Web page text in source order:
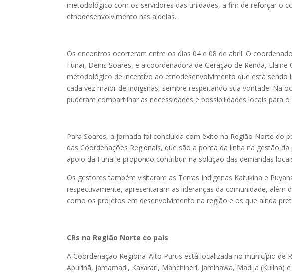
metodológico com os servidores das unidades, a fim de reforçar o
etnodesenvolvimento nas aldeias.
Os encontros ocorreram entre os dias 04 e 08 de abril. O
Funai, Denis Soares, e a coordenadora de Geração de Renda,
metodológico de incentivo ao etnodesenvolvimento que está
cada vez maior de indígenas, sempre respeitando sua vontade. Na
puderam compartilhar as necessidades e possibilidades locais para
Para Soares, a jornada foi concluída com êxito na Região Norte do
das Coordenações Regionais, que são a ponta da linha na gestão
apoio da Funai e propondo contribuir na solução das demandas
Os gestores também visitaram as Terras Indígenas Katukina e
respectivamente, apresentaram as lideranças da comunidade, além
como os projetos em desenvolvimento na região e os que ainda
CRs na Região Norte do país
A Coordenação Regional Alto Purus está localizada no município de
Apurinã, Jamamadi, Kaxarari, Manchineri, Jaminawa, Madija (Kulina)